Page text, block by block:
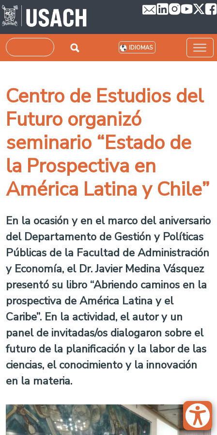
Pasar al contenido principal
Buscar IDIOMAS
Centro de Estudios del
Futuro organizó
seminario “Estado de
la Prospectiva en
América Latina y Chile”
En la ocasión y en el marco del aniversario
del Departamento de Gestión y Políticas
Públicas de la Facultad de Administración
y Economía, el Dr. Javier Medina Vásquez
presentó su libro “Abriendo caminos en la
prospectiva de América Latina y el
Caribe”. En la actividad, el autor y un
panel de invitadas/os dialogaron sobre el
futuro de la planificación y la labor de las
ciencias, el conocimiento y la innovación
en la materia.